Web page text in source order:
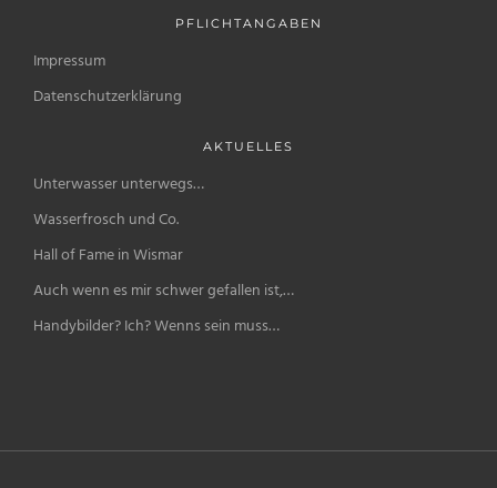
PFLICHTANGABEN
Impressum
Datenschutzerklärung
AKTUELLES
Unterwasser unterwegs…
Wasserfrosch und Co.
Hall of Fame in Wismar
Auch wenn es mir schwer gefallen ist,…
Handybilder? Ich? Wenns sein muss…